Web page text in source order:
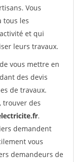
Vous
tous les
et qui
leurs travaux.
vous mettre en
des devis
de travaux.
trouver des
.
demandent
vous
demandeurs de